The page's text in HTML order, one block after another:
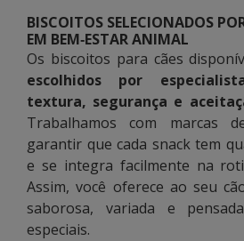
BISCOITOS SELECIONADOS
EM BEM‑ESTAR ANIMAL
Os biscoitos para cães
escolhidos por
textura, segurança e
Trabalhamos com marcas
garantir que cada snack tem
e se integra facilmente na
Assim, você oferece ao seu
saborosa, variada e
especiais.